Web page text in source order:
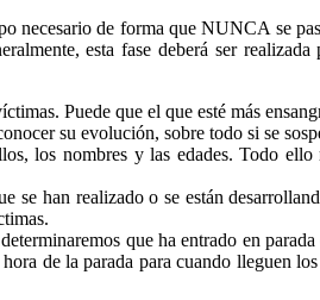
necesario de forma que NUNCA se
esta fase deberá ser
Puede que el que esté más
su evolución, sobre todo si se
los nombres y las edades. Todo
se han realizado o se están
que ha entrado en
de la parada para cuando lleguen